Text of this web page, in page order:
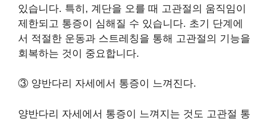
있습니다. 특히, 계단을 오를 때 고관절의 움직임이
제한되고 통증이 심해질 수 있습니다. 초기 단계에
서 적절한 운동과 스트레칭을 통해 고관절의 기능을
회복하는 것이 중요합니다.
③ 양반다리 자세에서 통증이 느껴진다.
양반다리 자세에서 통증이 느껴지는 것도 고관절 통